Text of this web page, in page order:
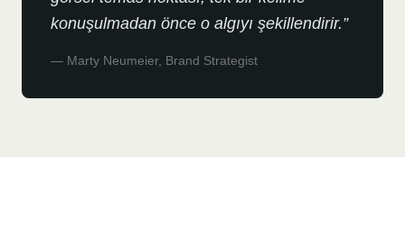
konuşulmadan önce o algıyı şekillendirir.”
— Marty Neumeier, Brand Strategist